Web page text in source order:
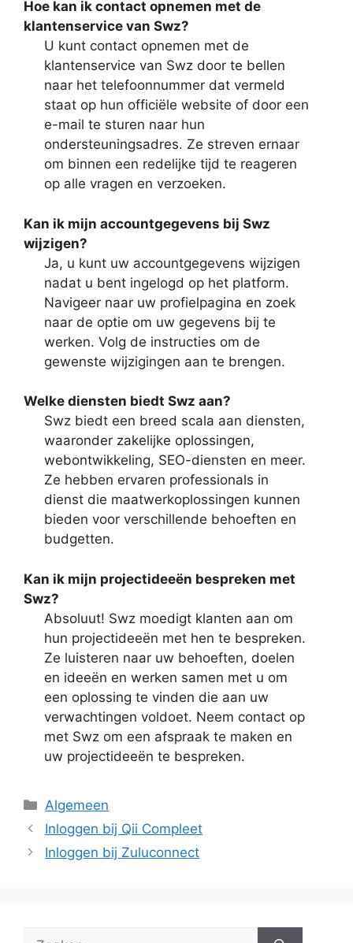
Hoe kan ik contact opnemen met de
klantenservice van Swz?
U kunt contact opnemen met de
klantenservice van Swz door te bellen
naar het telefoonnummer dat vermeld
staat op hun officiële website of door een
e-mail te sturen naar hun
ondersteuningsadres. Ze streven ernaar
om binnen een redelijke tijd te reageren
op alle vragen en verzoeken.
Kan ik mijn accountgegevens bij Swz
wijzigen?
Ja, u kunt uw accountgegevens wijzigen
nadat u bent ingelogd op het platform.
Navigeer naar uw profielpagina en zoek
naar de optie om uw gegevens bij te
werken. Volg de instructies om de
gewenste wijzigingen aan te brengen.
Welke diensten biedt Swz aan?
Swz biedt een breed scala aan diensten,
waaronder zakelijke oplossingen,
webontwikkeling, SEO-diensten en meer.
Ze hebben ervaren professionals in
dienst die maatwerkoplossingen kunnen
bieden voor verschillende behoeften en
budgetten.
Kan ik mijn projectideeën bespreken met
Swz?
Absoluut! Swz moedigt klanten aan om
hun projectideeën met hen te bespreken.
Ze luisteren naar uw behoeften, doelen
en ideeën en werken samen met u om
een oplossing te vinden die aan uw
verwachtingen voldoet. Neem contact op
met Swz om een afspraak te maken en
uw projectideeën te bespreken.
Categorieën
Algemeen
Inloggen bij Qii Compleet
Inloggen bij Zuluconnect